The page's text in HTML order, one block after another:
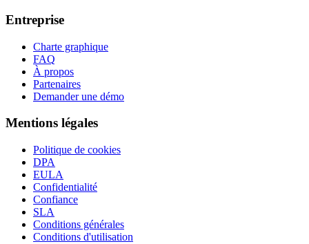
Entreprise
Charte graphique
FAQ
À propos
Partenaires
Demander une démo
Mentions légales
Politique de cookies
DPA
EULA
Confidentialité
Confiance
SLA
Conditions générales
Conditions d'utilisation